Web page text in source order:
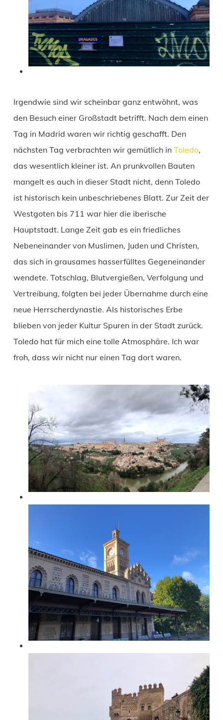
Irgendwie sind wir scheinbar ganz entwöhnt, was
den Besuch einer Großstadt betrifft. Nach dem einen
Tag in Madrid waren wir richtig geschafft. Den
nächsten Tag verbrachten wir gemütlich in Toledo,
das wesentlich kleiner ist. An prunkvollen Bauten
mangelt es auch in dieser Stadt nicht, denn Toledo
ist historisch kein unbeschriebenes Blatt. Zur Zeit der
Westgoten bis 711 war hier die iberische
Hauptstadt. Lange Zeit gab es ein friedliches
Nebeneinander von Muslimen, Juden und Christen,
das sich in grausames hasserfülltes Gegeneinander
wendete. Totschlag, Blutvergießen, Verfolgung und
Vertreibung, folgten bei jeder Übernahme durch eine
neue Herrscherdynastie. Als historisches Erbe
blieben von jeder Kultur Spuren in der Stadt zurück.
Toledo hat für mich eine tolle Atmosphäre. Ich war
froh, dass wir nicht nur einen Tag dort waren.